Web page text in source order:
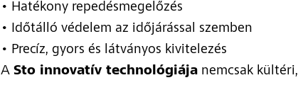
• Hatékony repedésmegelőzés
• Időtálló védelem az időjárással szemben
• Precíz, gyors és látványos kivitelezés
A Sto innovatív technológiájanemcsak kültéri,